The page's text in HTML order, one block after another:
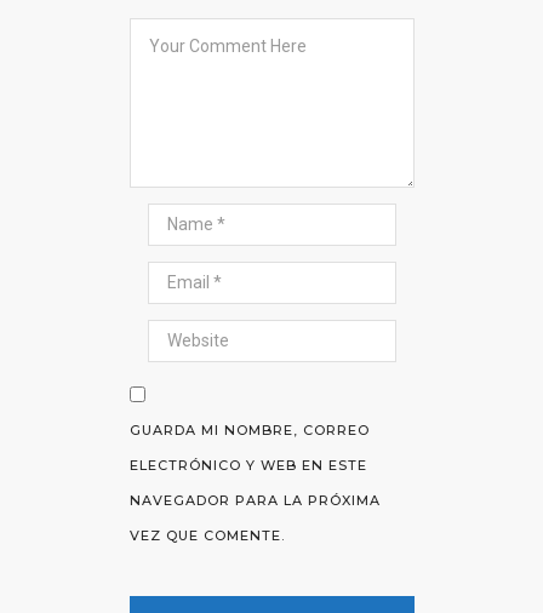
GUARDA MI NOMBRE, CORREO
ELECTRÓNICO Y WEB EN ESTE
NAVEGADOR PARA LA PRÓXIMA
VEZ QUE COMENTE.